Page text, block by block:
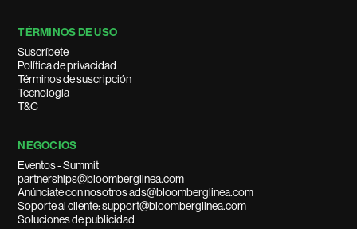
TÉRMINOS DE USO
Suscríbete
Política de privacidad
Términos de suscripción
Tecnología
T&C
NEGOCIOS
Eventos - Summit
partnerships@bloomberglinea.com
Anúnciate con nosotros ads@bloomberglinea.com
Soporte al cliente: support@bloomberglinea.com
Soluciones de publicidad